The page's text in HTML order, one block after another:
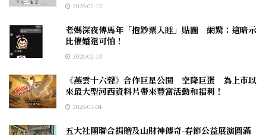
2026-02-13
老媽深夜傳馬年「抱鈔票入睡」貼圖 網驚：這暗示
比催婚還可怕！
2026-02-13
《燕雲十六聲》合作巨星公開 空降巨蛋 為上市以
來最大型河西資料片帶來豐富活動和福利！
2026-03-04
五大社團聯合捐贈及山財神傳奇-春節公益展演圓滿